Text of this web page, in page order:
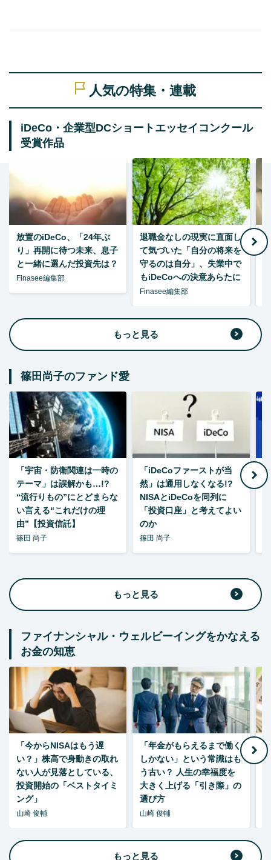
人気の特集・連載
iDeCo・企業型DCショートエッセイコンクール
受賞作品
放置のiDeCo、「24年ぶ
り」再開に待つ未来、息子
と一緒に選んだ投資先は？
Finasee編集部
退職金なしの現実に直面し
て気づいた「自分の将来を
守るのは自分」、失業中で
もiDeCoへの決意あらたに
Finasee編集部
もっと見る
篠田尚子のファンド愛
「宇宙・防衛関連は一時の
テーマ」は誤解かも…!?
“流行りもの”にとどまらな
い言える“これだけの理
由”【投資信託】
篠田 尚子
「iDeCoファーストが当
然」は通用しなくなる!?
NISAとiDeCoを同列に
「投資口座」と考えてよい
のか
篠田 尚子
もっと見る
ファイナンシャル・ウェルビーイングをかなえる
お金の知恵
「今からNISAはもう遅
い？」株高で身動きの取れ
ない人が見落としている、
投資開始の「ベストタイミ
ング」
山崎 俊輔
「年金がもらえるまで働く
しかない」という常識はも
う古い？ 人生の幸福度を
大きく上げる「引き際」の
選び方
山崎 俊輔
もっと見る